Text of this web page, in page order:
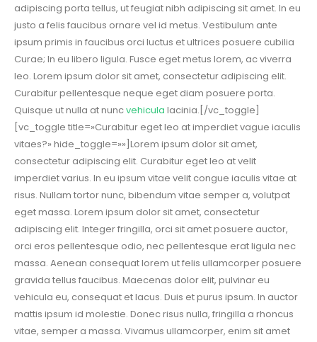
adipiscing porta tellus, ut feugiat nibh adipiscing sit amet. In eu
justo a felis faucibus ornare vel id metus. Vestibulum ante
ipsum primis in faucibus orci luctus et ultrices posuere cubilia
Curae; In eu libero ligula. Fusce eget metus lorem, ac viverra
leo. Lorem ipsum dolor sit amet, consectetur adipiscing elit.
Curabitur pellentesque neque eget diam posuere porta.
Quisque ut nulla at nuncvehicula lacinia.[/vc_toggle]
[vc_toggle title=»Curabitur eget leo at imperdiet vague iaculis
vitaes?» hide_toggle=»»]Lorem ipsum dolor sit amet,
consectetur adipiscing elit. Curabitur eget leo at velit
imperdiet varius. In eu ipsum vitae velit congue iaculis vitae at
risus. Nullam tortor nunc, bibendum vitae semper a, volutpat
eget massa. Lorem ipsum dolor sit amet, consectetur
adipiscing elit. Integer fringilla, orci sit amet posuere auctor,
orci eros pellentesque odio, nec pellentesque erat ligula nec
massa. Aenean consequat lorem ut felis ullamcorper posuere
gravida tellus faucibus. Maecenas dolor elit, pulvinar eu
vehicula eu, consequat et lacus. Duis et purus ipsum. In auctor
mattis ipsum id molestie. Donec risus nulla, fringilla a rhoncus
vitae, semper a massa. Vivamus ullamcorper, enim sit amet